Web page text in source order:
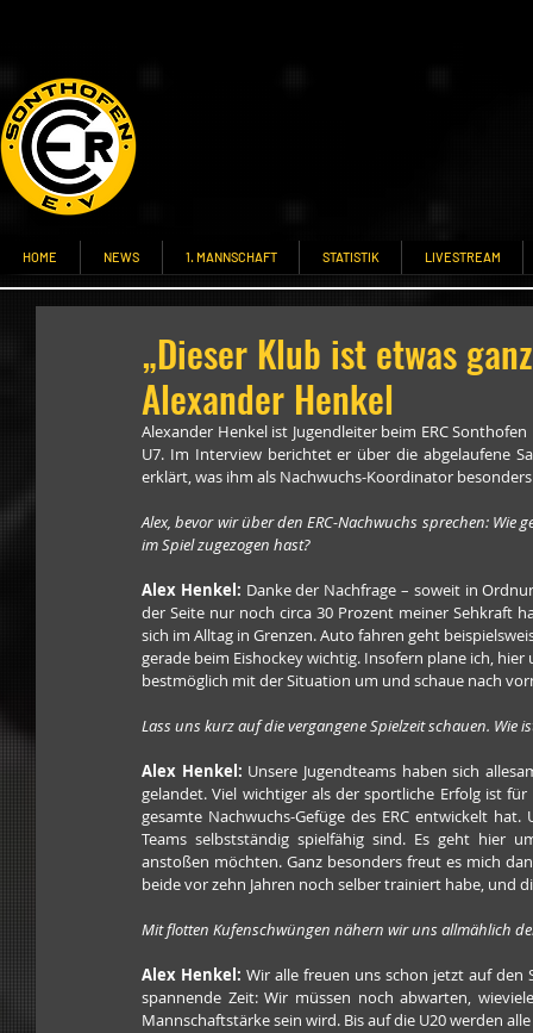
HOME NEWS 1. MANNSCHAFT STATISTIK LIVESTREAM
„Dieser Klub ist etwas
Alexander Henkel
Alexander Henkel ist Jugendleiter beim ERC
U7. Im Interview berichtet er über die abgelaufene
erklärt, was ihm als Nachwuchs-Koordinator
Alex, bevor wir über den ERC-Nachwuchs sprechen:
im Spiel zugezogen hast?
Alex Henkel: Danke der Nachfrage – soweit in
der Seite nur noch circa 30 Prozent meiner Sehkraft
sich im Alltag in Grenzen. Auto fahren geht
gerade beim Eishockey wichtig. Insofern plane ich,
bestmöglich mit der Situation um und schaue nach
Lass uns kurz auf die vergangene Spielzeit schauen. Wie
Alex Henkel: Unsere Jugendteams haben sich
gelandet. Viel wichtiger als der sportliche Erfolg ist
gesamte Nachwuchs-Gefüge des ERC entwickelt
Teams selbstständig spielfähig sind. Es geht hier
anstoßen möchten. Ganz besonders freut es mich
beide vor zehn Jahren noch selber trainiert habe, und
Mit flotten Kufenschwüngen nähern wir uns allmählich
Alex Henkel: Wir alle freuen uns schon jetzt auf den
spannende Zeit: Wir müssen noch abwarten,
Mannschaftstärke sein wird. Bis auf die U20 werden